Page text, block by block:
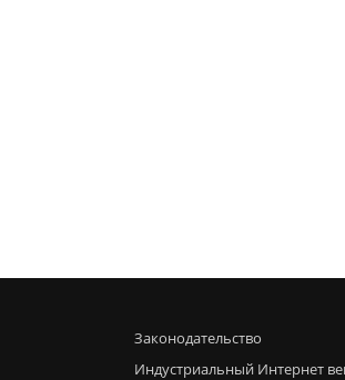
Законодательство
Индустриальный Интернет